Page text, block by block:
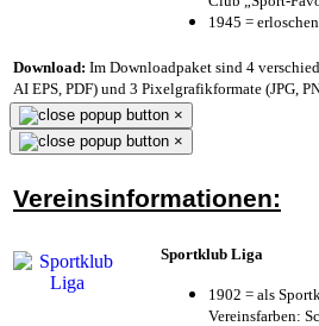
1945 =
Download: Im Downloadpaket sind 4
AI EPS, PDF) und 3 Pixelgrafikformate (JPG,
×
×
Vereinsinformationen:
Sportklub Liga
1902 = als
Vereinsfarben: